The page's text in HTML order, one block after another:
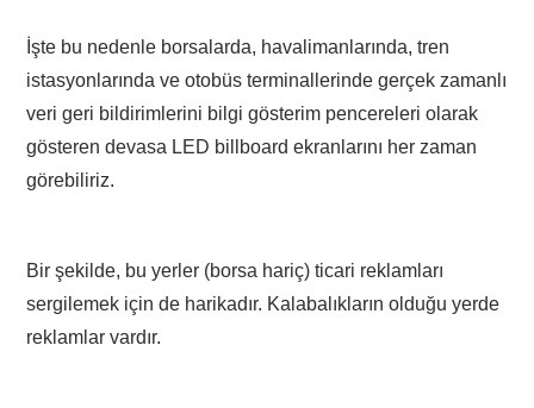
İşte bu nedenle borsalarda, havalimanlarında, tren
istasyonlarında ve otobüs terminallerinde gerçek zamanlı
veri geri bildirimlerini bilgi gösterim pencereleri olarak
gösteren devasa LED billboard ekranlarını her zaman
görebiliriz.
Bir şekilde, bu yerler (borsa hariç) ticari reklamları
sergilemek için de harikadır. Kalabalıkların olduğu yerde
reklamlar vardır.